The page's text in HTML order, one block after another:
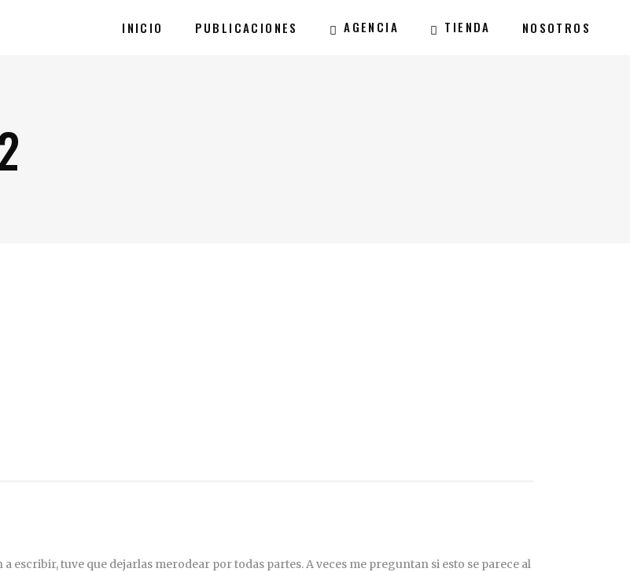
INICIO PUBLICACIONES AGENCIA TIENDA NOSOTROS
escribir, tuve que dejarlas merodear por todas partes. A veces me preguntan si esto se parece al